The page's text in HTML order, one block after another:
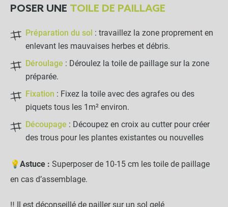
Toile de Paillage 2.10 x 25m
Grammage : 130g
44,90 €
NOTRE RECOMMANDATION POUR
UNE POSE EN TOUTE TRANQUILLITÉ
Lot de 100 agrafes Métal
POSER UNE TOILE DE PAILLAGE
Préparation du sol : travaillez la zone proprement en
enlevant les mauvaises herbes et débris.
Déroulage : Déroulez la toile de paillage sur la zone
préparée.
Fixation : Fixez la toile avec des agrafes ou des
piquets tous les 1m² environ.
Découpage : Découpez en croix au cutter pour créer
des trous pour les plantes existantes ou nouvelles
💡Astuce : Superposer de 10-15 cm les toile de paillage
en cas d’assemblage.